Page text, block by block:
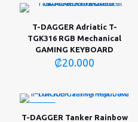
T-DAGGER Adriatic T-
TGK316 RGB Mechanical
GAMING KEYBOARD
₡20.000
T-DAGGER Tanker Rainbow